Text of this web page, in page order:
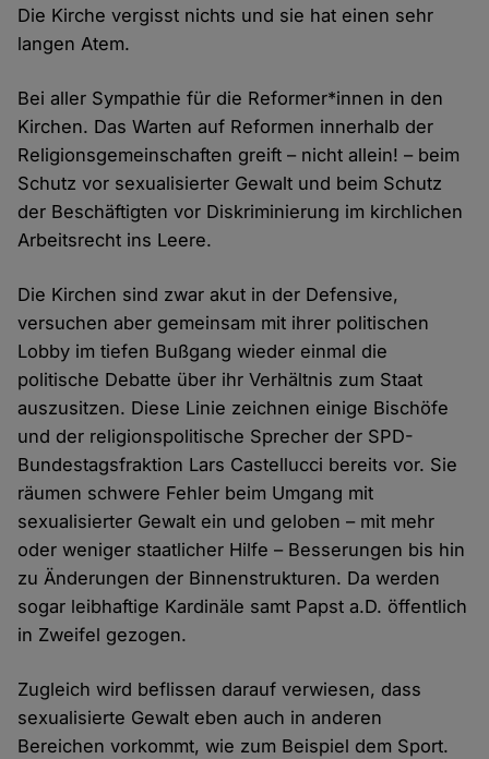
Die Kirche vergisst nichts und sie hat einen sehr
langen Atem.
Bei aller Sympathie für die Reformer*innen in den
Kirchen. Das Warten auf Reformen innerhalb der
Religionsgemeinschaften greift – nicht allein! – beim
Schutz vor sexualisierter Gewalt und beim Schutz
der Beschäftigten vor Diskriminierung im kirchlichen
Arbeitsrecht ins Leere.
Die Kirchen sind zwar akut in der Defensive,
versuchen aber gemeinsam mit ihrer politischen
Lobby im tiefen Bußgang wieder einmal die
politische Debatte über ihr Verhältnis zum Staat
auszusitzen. Diese Linie zeichnen einige Bischöfe
und der religionspolitische Sprecher der SPD-
Bundestagsfraktion Lars Castellucci bereits vor. Sie
räumen schwere Fehler beim Umgang mit
sexualisierter Gewalt ein und geloben – mit mehr
oder weniger staatlicher Hilfe – Besserungen bis hin
zu Änderungen der Binnenstrukturen. Da werden
sogar leibhaftige Kardinäle samt Papst a.D. öffentlich
in Zweifel gezogen.
Zugleich wird beflissen darauf verwiesen, dass
sexualisierte Gewalt eben auch in anderen
Bereichen vorkommt, wie zum Beispiel dem Sport.